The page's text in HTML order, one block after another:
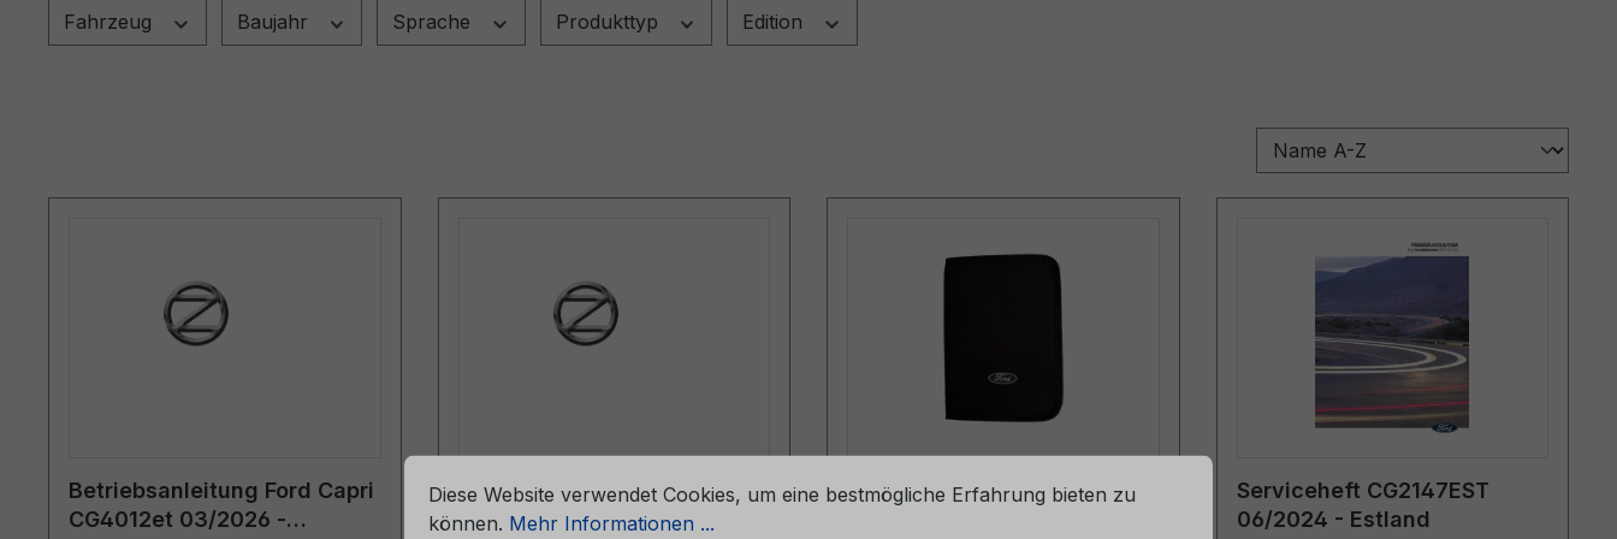
Fahrzeug Baujahr Sprache Produkttyp Edition
Betriebsanleitung Ford Capri
CG4012et 03/2026 -
Betriebsanleitung Ford Capri
CG4012et 08/2024 -
Bordmappe (ohne Inhalt)
Serviceheft CG2147EST
06/2024 - Estland
Cookie-Voreinstellungen
Mehr Informationen ...
Diese Website verwendet Cookies, um eine bestmögliche Erfahrung bieten zu
können. Mehr Informationen ...